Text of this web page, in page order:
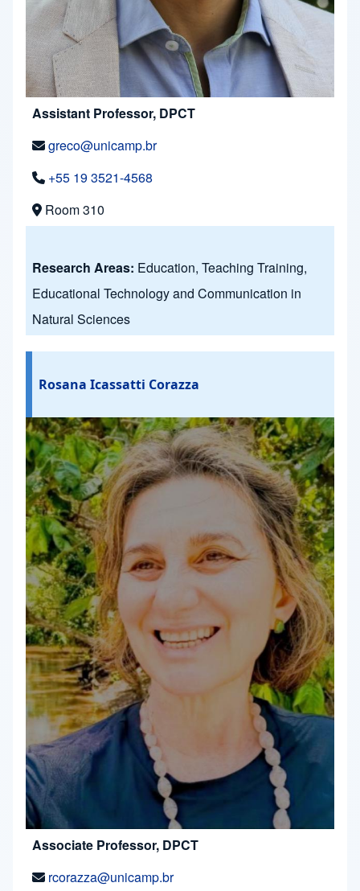
Assistant Professor, DPCT
greco@unicamp.br
+55 19 3521-4568
Room 310
Research Areas: Education, Teaching Training,
Educational Technology and Communication in
Natural Sciences
Rosana Icassatti Corazza
Associate Professor, DPCT
rcorazza@unicamp.br